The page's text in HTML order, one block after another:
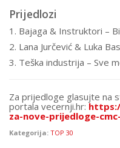
Prijedlozi
1. Bajaga & Instruktori –
2. Lana Jurčević & Luka
3. Teška industrija – Sve
Za prijedloge glasujte na
portala vecernji.hr:
za-nove-prijedloge-
Kategorija: TOP 30